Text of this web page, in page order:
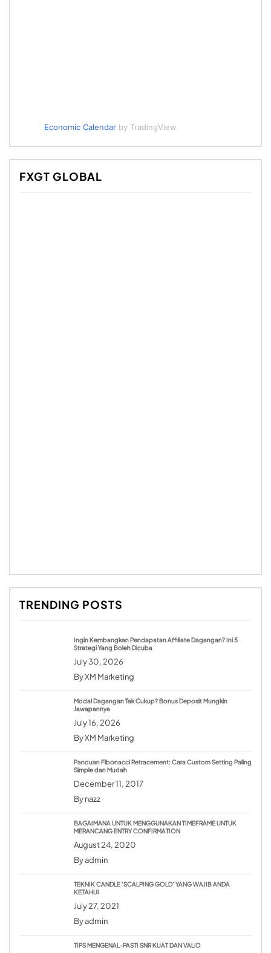
Economic Calendarby TradingView
FXGT GLOBAL
TRENDING POSTS
Ingin Kembangkan Pendapatan Affiliate Dagangan? Ini 5
Strategi Yang Boleh Dicuba
July 30, 2026
ByXM Marketing
Modal Dagangan Tak Cukup? Bonus Deposit Mungkin
Jawapannya
July 16, 2026
ByXM Marketing
Panduan Fibonacci Retracement: Cara Custom Setting Paling
Simple dan Mudah
December 11, 2017
Bynazz
BAGAIMANA UNTUK MENGGUNAKAN TIMEFRAME UNTUK
MERANCANG ENTRY CONFIRMATION
August 24, 2020
Byadmin
TEKNIK CANDLE ‘SCALPING GOLD’ YANG WAJIB ANDA
KETAHUI
July 27, 2021
Byadmin
TIPS MENGENAL-PASTI SNR KUAT DAN VALID